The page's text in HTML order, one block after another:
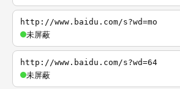
http://www.baidu.com/s?wd=mo
未屏蔽
http://www.baidu.com/s?wd=64
未屏蔽